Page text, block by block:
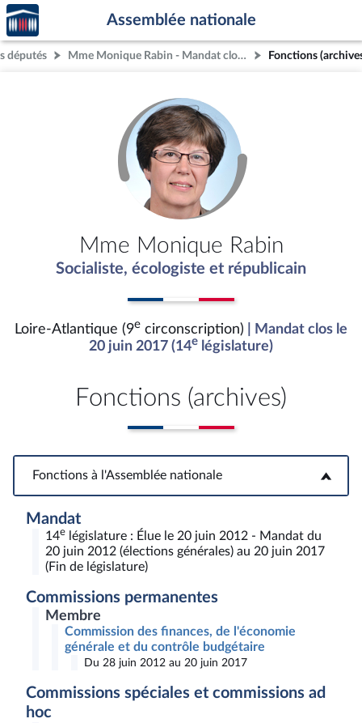
Aller au contenu
Aller en bas de la page
Accèder
à la
page
d'accueil
Assemblée nationale
députés Mme Monique Rabin - Mandat clos - Loire-Atlantique (9e circonscription) Fonctions
Mme Monique Rabin
Socialiste, écologiste et républicain
Loire-Atlantique (9e circonscription)
| Mandat clos le
20 juin 2017 (14e législature)
Fonctions (archives)
Fonctions à l'Assemblée nationale
Fonctions à l'Assemblée nationale
Mandat
14e législature : Élue le 20 juin 2012 - Mandat du
20 juin 2012 (élections générales) au 20 juin 2017
(Fin de législature)
Commissions permanentes
Membre
Commission des finances, de l'économie
générale et du contrôle budgétaire
Du 28 juin 2012 au 20 juin 2017
Commissions spéciales et commissions ad
hoc